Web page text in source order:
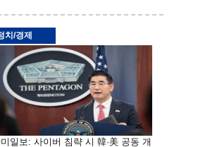
치/경제
일보: 사이버 침략 시 韓·美 공동 개